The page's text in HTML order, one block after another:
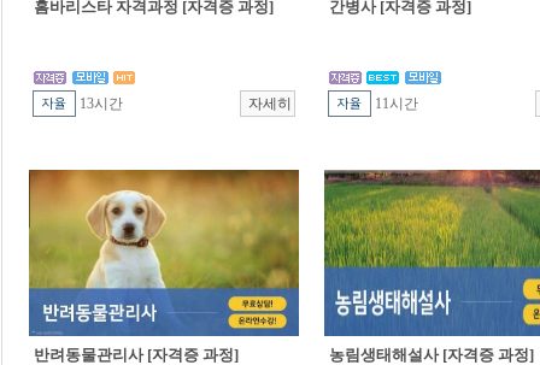
홈바리스타 자격과정 [자격증 과정]
13시간
간병사 [자격증 과정]
11시간
반려동물관리사 [자격증 과정] 농림생태해설사 [자격증 과정]